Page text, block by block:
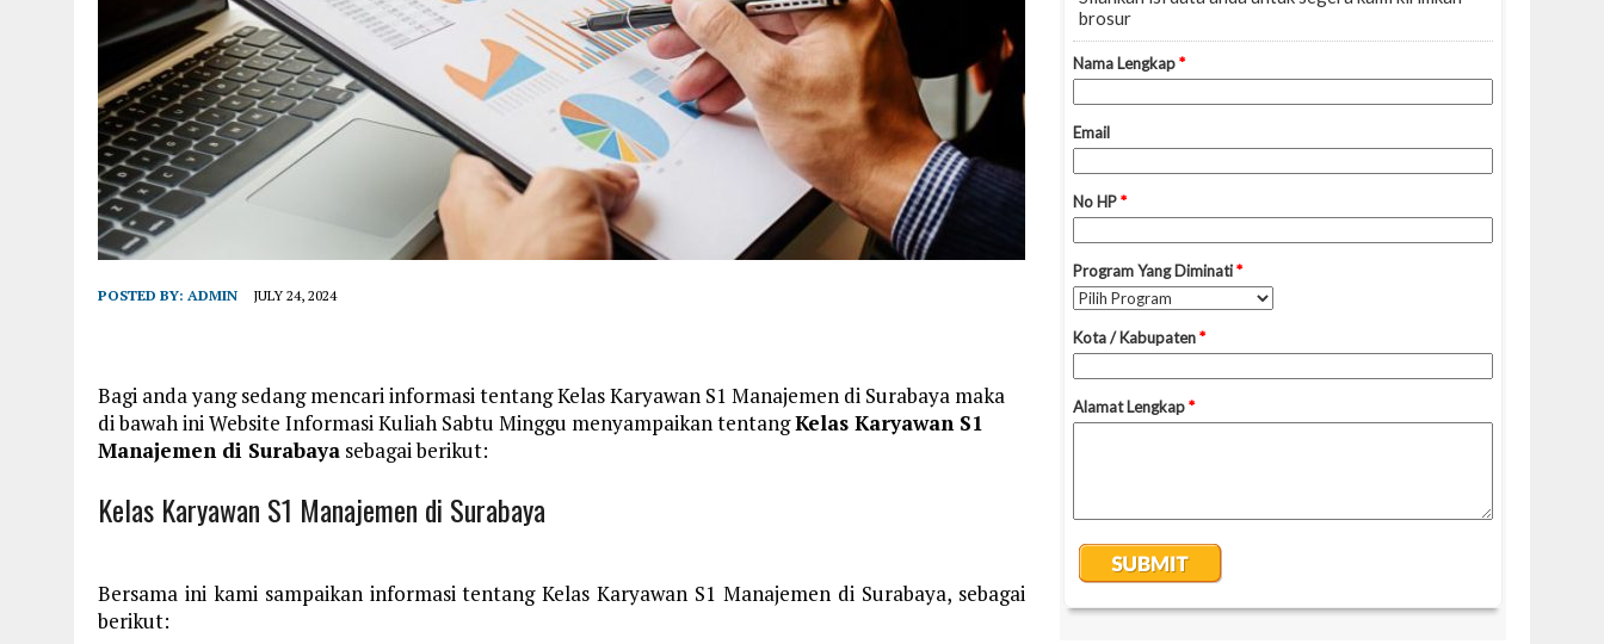
POSTED BY: ADMIN JULY 24, 2024
Bagi anda yang sedang mencari informasi tentang Kelas Karyawan S1 Manajemen di Surabaya maka
di bawah ini Website Informasi Kuliah Sabtu Minggu menyampaikan tentangKelas Karyawan S1
Manajemen di Surabaya sebagai berikut:
Kelas Karyawan S1 Manajemen di Surabaya
Bersama ini kami sampaikan informasi tentang Kelas Karyawan S1 Manajemen di Surabaya, sebagai
berikut: